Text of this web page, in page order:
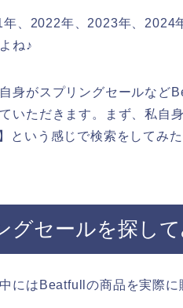
、2022年、2023年、2024
ね♪
身がスプリングセールなど
いただきます。まず、私自
という感じで検索をしてみた
グセールを探して
にはBeatfullの商品を実際に